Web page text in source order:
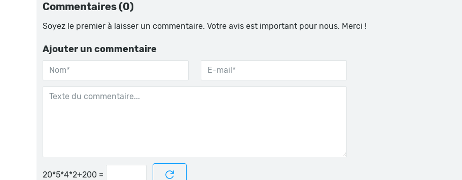
Commentaires (0)
Soyez le premier à laisser un commentaire. Votre avis est important pour nous. Merci !
Ajouter un commentaire
=